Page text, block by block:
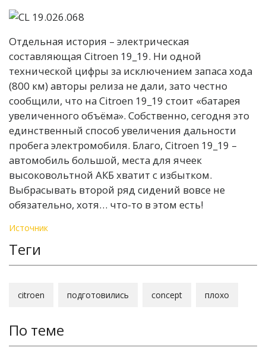
Отдельная история – электрическая
составляющая Citroen 19_19. Ни одной
технической цифры за исключением запаса хода
(800 км) авторы релиза не дали, зато честно
сообщили, что на Citroen 19_19 стоит «батарея
увеличенного объёма». Собственно, сегодня это
единственный способ увеличения дальности
пробега электромобиля. Благо, Citroen 19_19 –
автомобиль большой, места для ячеек
высоковольтной АКБ хватит с избытком.
Выбрасывать второй ряд сидений вовсе не
обязательно, хотя… что-то в этом есть!
Источник
Теги
citroen подготовились concept плохо
По теме